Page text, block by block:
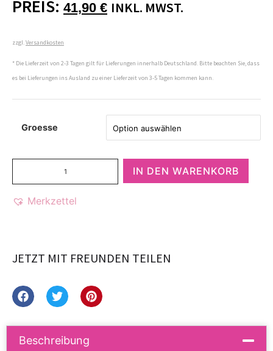
PREIS: 41,90 € INKL. MWST.
zzgl.Versandkosten
* Die Lieferzeit von 2-3 Tagen gilt für Lieferungen innerhalb Deutschland. Bitte beachten Sie, dass
es bei Lieferungen ins Ausland zu einer Lieferzeit von 3-5 Tagen kommen kann.
Groesse
IN DEN WARENKORB
Merkzettel
JETZT MIT FREUNDEN TEILEN
Beschreibung